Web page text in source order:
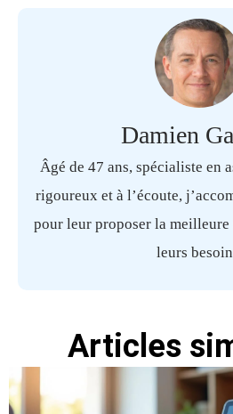
Damien
Âgé de 47 ans, spécialiste en
rigoureux et à l’écoute,
pour leur proposer la meilleure
leurs
Articles